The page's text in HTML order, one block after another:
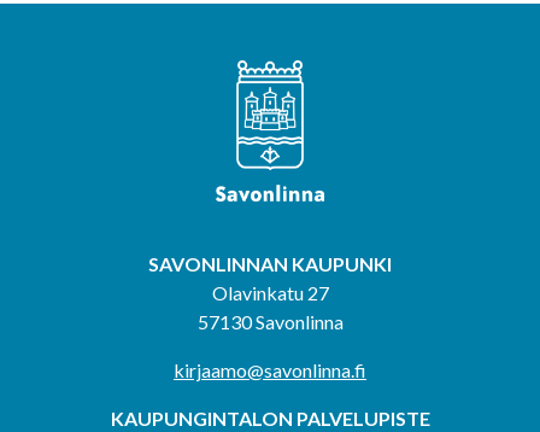
SAVONLINNAN KAUPUNKI
Olavinkatu 27
57130 Savonlinna
kirjaamo@savonlinna.fi
KAUPUNGINTALON PALVELUPISTE